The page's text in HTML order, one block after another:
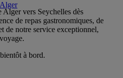
Alger vers Seychelles dès
de repas gastronomiques, de
de notre service exceptionnel,
à bord.